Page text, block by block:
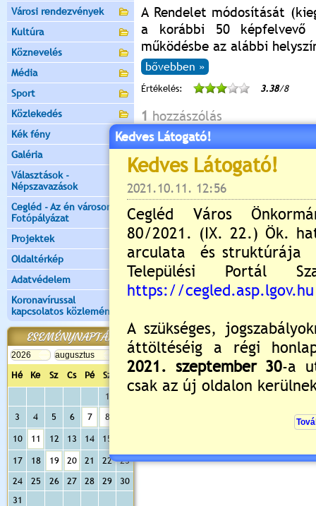
Városi rendezvények
Kultúra
Köznevelés
Média
Sport
Közlekedés
Kék fény
Galéria
Választások -
Népszavazások
Cegléd - Az én városom -
Fotópályázat
Projektek
Oldaltérkép
Adatvédelem
Koronavírussal
kapcsolatos közlemények
ESEMÉNYNAPTÁR
Hé Ke Sz Cs Pé Sz
Va
1
3
4 5 6 7 8
10 11 12 13 14 15
17 18 19 20 21 22
23
24
25 26 27 28 29
30
31
A Rendelet módosítását
a korábbi 50
működésbe az alábbi
bővebben »
Értékelés: 3.38/8
1 hozzászólás
Nagyon csodálatos. <a
rel="follow">google</a>
Új hozzászólás:
Kérjük jelentkezzen
Kedves Látogató!